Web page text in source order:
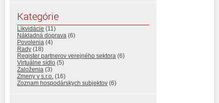
Kategórie
Likvidácie (11)
Nákladná doprava (6)
Povolenia (4)
Rady (18)
Register partnerov verejného sektora (6)
Virtuálne sídlo (5)
Založenia (3)
Zmeny v s.r.o. (16)
Zoznam hospodárskych subjektov (6)